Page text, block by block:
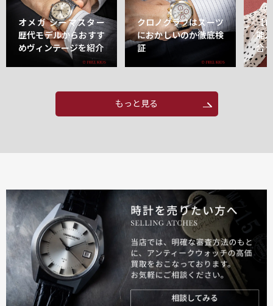
オメガ シーマスター
歴代モデルからおすす
めヴィンテージを紹介
クロノグラフはスーツ
におかしいのか徹底検
証
【
能
合
もっと見る